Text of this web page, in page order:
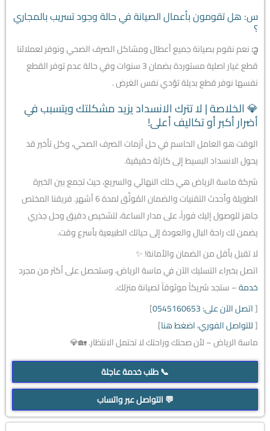
س: هل تقومون بأعمال الصيانة في حالة وجود تسريب بالمجاري
؟
ج:نعم نقوم بصيانة جميع أعطال ومشاكل الصرف الصحي ونوفر لعملائنا
قطع غيار اصلية مستوردة بضمان 3 سنوات وفي حالة عدم توفر القطع
نفسها نوفر قطع بديلة تؤدي نفس الغرض .
💎 الخلاصة | لا تترك الانسداد يزيد مشكلتك ويتسبب في
أضرار أكبر أو تكاليف أعلى!
الوقت هو العامل الحاسم في حل أزمات الصرف الصحي، وكل تأخير قد
يحول الانسداد البسيط إلى كارثة حقيقية.
شركة ماسة الرياض هي حلك النهائي والسريع، حيث تجمع بين الخبرة
الطويلة وأحدث التقنيات والضمان المُوثَّق لمدة 6 أشهر. فريقنا المختص
جاهز للوصول إليك فوراً، على مدار الساعة، لتشخيص دقيق وحل جذري
يضمن لك راحة البال والعودة إلى حياتك الطبيعية بأسرع وقت.
لا تقبل بأقل من الضمان والأمانة! ✨
اتصل بخبراء التسليك الآن في ماسة الرياض، وستحصل على أكثر من مجرد
خدمة– ستجد شريكاً موثوقاً لصيانة منزلك.
[اتصل الآن على: 0545160653
]
[للتواصل الفوري، اضغط هنا]
ماسة الرياض – لأن صحتك وراحتك لا تحتمل الانتظار. 🏡💎
📞 طلب خدمة عاجلة
💬 التواصل عبر واتساب